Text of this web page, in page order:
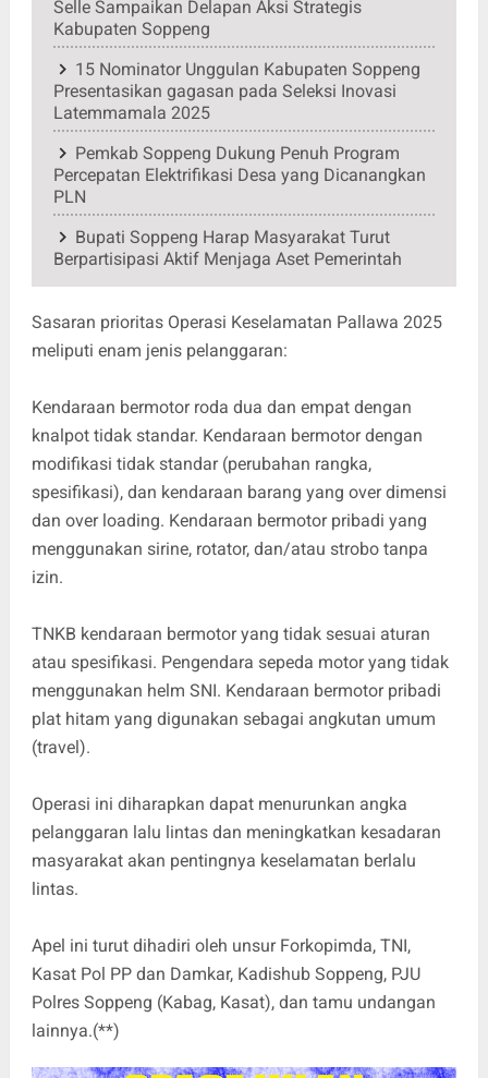
Selle Sampaikan Delapan Aksi Strategis
Kabupaten Soppeng
15 Nominator Unggulan Kabupaten Soppeng
Presentasikan gagasan pada Seleksi Inovasi
Latemmamala 2025
Pemkab Soppeng Dukung Penuh Program
Percepatan Elektrifikasi Desa yang Dicanangkan
PLN
Bupati Soppeng Harap Masyarakat Turut
Berpartisipasi Aktif Menjaga Aset Pemerintah
Sasaran prioritas Operasi Keselamatan Pallawa 2025
meliputi enam jenis pelanggaran:
Kendaraan bermotor roda dua dan empat dengan
knalpot tidak standar. Kendaraan bermotor dengan
modifikasi tidak standar (perubahan rangka,
spesifikasi), dan kendaraan barang yang over dimensi
dan over loading. Kendaraan bermotor pribadi yang
menggunakan sirine, rotator, dan/atau strobo tanpa
izin.
TNKB kendaraan bermotor yang tidak sesuai aturan
atau spesifikasi. Pengendara sepeda motor yang tidak
menggunakan helm SNI. Kendaraan bermotor pribadi
plat hitam yang digunakan sebagai angkutan umum
(travel).
Operasi ini diharapkan dapat menurunkan angka
pelanggaran lalu lintas dan meningkatkan kesadaran
masyarakat akan pentingnya keselamatan berlalu
lintas.
Apel ini turut dihadiri oleh unsur Forkopimda, TNI,
Kasat Pol PP dan Damkar, Kadishub Soppeng, PJU
Polres Soppeng (Kabag, Kasat), dan tamu undangan
lainnya.(**)